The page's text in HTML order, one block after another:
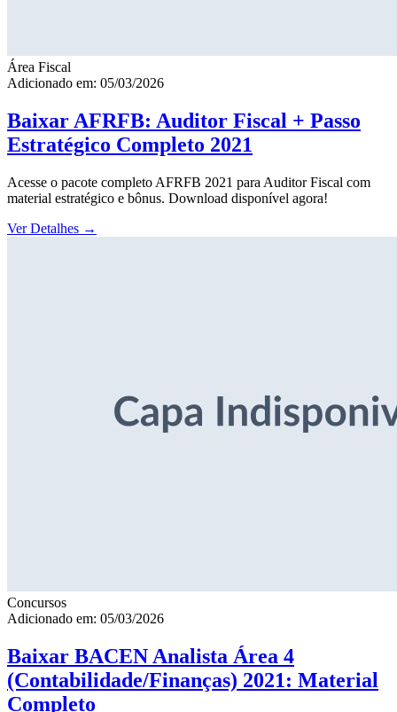
Área Fiscal
Adicionado em: 05/03/2026
Baixar AFRFB: Auditor Fiscal + Passo
Estratégico Completo 2021
Acesse o pacote completo AFRFB 2021 para Auditor Fiscal com
material estratégico e bônus. Download disponível agora!
Ver Detalhes →
Concursos
Adicionado em: 05/03/2026
Baixar BACEN Analista Área 4
(Contabilidade/Finanças) 2021: Material
Completo